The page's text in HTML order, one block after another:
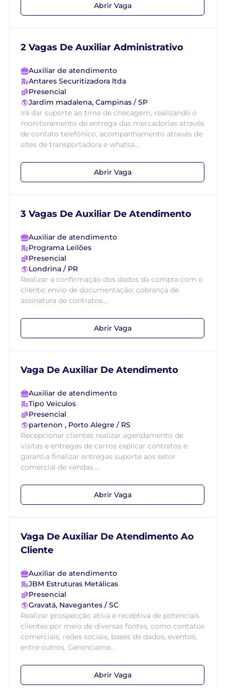
Abrir Vaga
2 Vagas De Auxiliar Administrativo
Auxiliar de atendimento
Antares Securitizadora ltda
Presencial
Jardim madalena, Campinas / SP
Irá dar suporte ao time de checagem, realizando o
monitoramento de entrega das mercadorias através
de contato telefônico, acompanhamento através de
sites de transportadora e whatsa...
Abrir Vaga
3 Vagas De Auxiliar De Atendimento
Auxiliar de atendimento
Programa Leilões
Presencial
Londrina / PR
Realizar a confirmação dos dados da compra com o
cliente; envio de documentação; cobrança de
assinatura de contratos....
Abrir Vaga
Vaga De Auxiliar De Atendimento
Auxiliar de atendimento
Tipo Veiculos
Presencial
partenon , Porto Alegre / RS
Recepcionar clientes realizar agendamento de
visitas e entregas de carros explicar contratos e
garantia finalizar entregas suporte aos setor
comercial de vendas....
Abrir Vaga
Vaga De Auxiliar De Atendimento Ao
Cliente
Auxiliar de atendimento
JBM Estruturas Metálicas
Presencial
Gravatá, Navegantes / SC
Realizar prospecção ativa e receptiva de potenciais
clientes por meio de diversas fontes, como contatos
comerciais, redes sociais, bases de dados, eventos,
entre outros. Gerenciame...
Abrir Vaga